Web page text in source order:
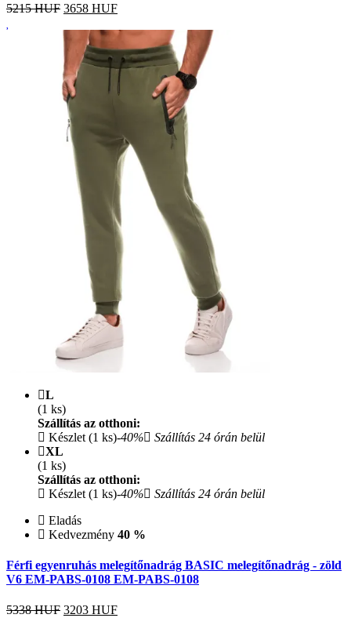
5215 HUF 3658 HUF
L
(1 ks)
Szállítás az otthoni:
Készlet (1 ks)-40%
Szállítás 24 órán belül
XL
(1 ks)
Szállítás az otthoni:
Készlet (1 ks)-40%
Szállítás 24 órán belül
Eladás
Kedvezmény 40 %
Férfi egyenruhás melegítőnadrág BASIC melegítőnadrág - zöld
V6 EM-PABS-0108 EM-PABS-0108
5338 HUF 3203 HUF